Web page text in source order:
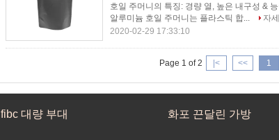
호일 주머니의 특징: 경량 열, 높은 내구성 &
알루미늄 호일 주머니는 플라스틱 합...
자
2020-02-29 17:33:10
Page 1 of 2 |< << 1
fibc 대량 부대 화포 끈달린 가방